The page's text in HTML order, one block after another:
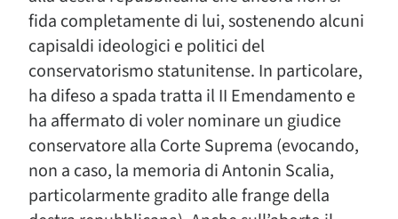
fida completamente di lui, sostenendo alcuni
capisaldi ideologici e politici del
conservatorismo statunitense. In particolare,
ha difeso a spada tratta il II Emendamento e
ha affermato di voler nominare un giudice
conservatore alla Corte Suprema (evocando,
non a caso, la memoria di Antonin Scalia,
particolarmente gradito alle frange della